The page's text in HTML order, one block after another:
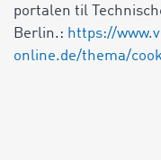
portalen til
Berlin.: https://
online.de/thema/